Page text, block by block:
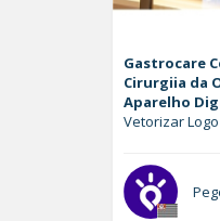
Gastrocare
Cirurgiia da
Aparelho
Vetorizar Logo